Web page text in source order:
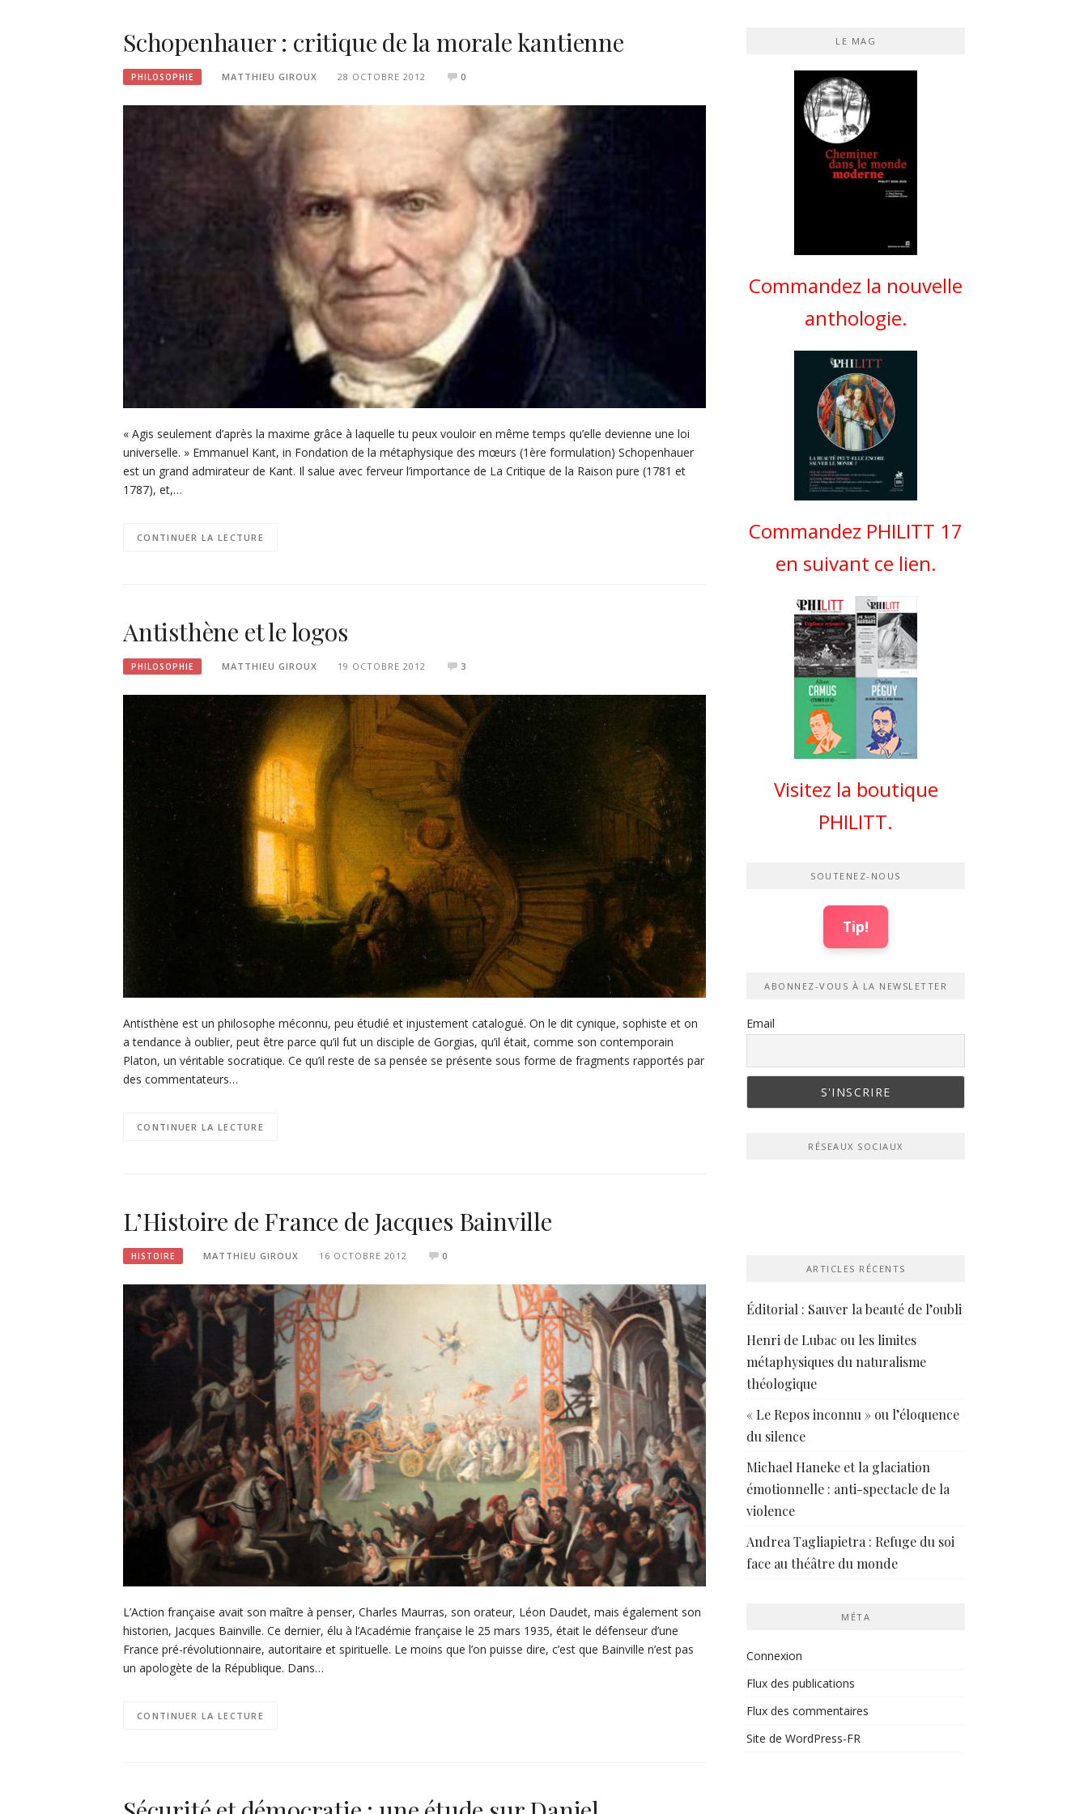
Schopenhauer : critique de la morale kantienne
PHILOSOPHIE MATTHIEU GIROUX 28 OCTOBRE 2012 0
« Agis seulement d’après la maxime grâce à laquelle tu peux vouloir en même temps qu’elle devienne une loi
universelle. » Emmanuel Kant, in Fondation de la métaphysique des mœurs (1ère formulation) Schopenhauer
est un grand admirateur de Kant. Il salue avec ferveur l’importance de La Critique de la Raison pure (1781 et
1787), et,…
CONTINUER LA LECTURE
Antisthène et le logos
PHILOSOPHIE MATTHIEU GIROUX 19 OCTOBRE 2012 3
Antisthène est un philosophe méconnu, peu étudié et injustement catalogué. On le dit cynique, sophiste et on
a tendance à oublier, peut être parce qu’il fut un disciple de Gorgias, qu’il était, comme son contemporain
Platon, un véritable socratique. Ce qu’il reste de sa pensée se présente sous forme de fragments rapportés par
des commentateurs…
CONTINUER LA LECTURE
L’Histoire de France de Jacques Bainville
HISTOIRE MATTHIEU GIROUX 16 OCTOBRE 2012 0
L’Action française avait son maître à penser, Charles Maurras, son orateur, Léon Daudet, mais également son
historien, Jacques Bainville. Ce dernier, élu à l’Académie française le 25 mars 1935, était le défenseur d’une
France pré-révolutionnaire, autoritaire et spirituelle. Le moins que l’on puisse dire, c’est que Bainville n’est pas
un apologète de la République. Dans…
CONTINUER LA LECTURE
LE MAG
Commandez la nouvelle
anthologie.
Commandez PHILITT 17
en suivant ce lien.
Visitez la boutique
PHILITT.
SOUTENEZ-NOUS
Tip!
ABONNEZ-VOUS À LA NEWSLETTER
Email
RÉSEAUX SOCIAUX
ARTICLES RÉCENTS
Éditorial : Sauver la beauté de l’oubli
Henri de Lubac ou les limites
métaphysiques du naturalisme
théologique
« Le Repos inconnu » ou l’éloquence
du silence
Michael Haneke et la glaciation
émotionnelle : anti-spectacle de la
violence
Andrea Tagliapietra : Refuge du soi
face au théâtre du monde
MÉTA
Connexion
Flux des publications
Flux des commentaires
Site de WordPress-FR